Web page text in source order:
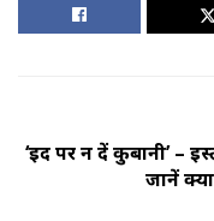
‘ईद पर न दें कुर्बानी’ –
जानें